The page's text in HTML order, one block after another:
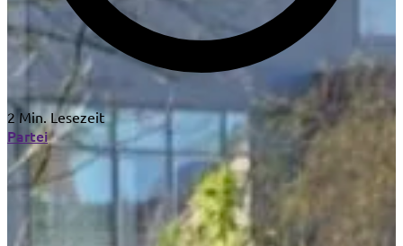
2 Min. Lesezeit
Partei